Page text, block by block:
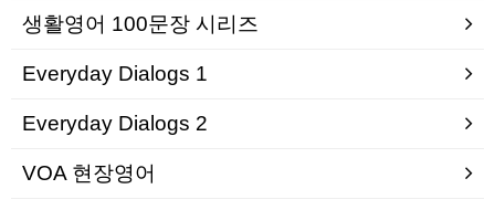
생활영어 100문장 시리즈
Everyday Dialogs 1
Everyday Dialogs 2
VOA 현장영어